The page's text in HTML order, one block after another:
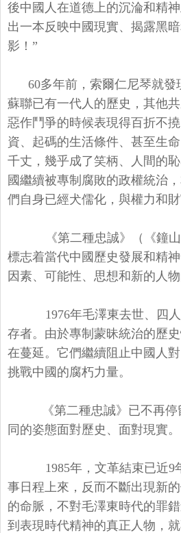
後中國人在道德上的沉淪和精
出一本反映中國現實、揭露黑
影！”
60多年前，索爾仁尼琴就
蘇聯已有一代人的歷史，其他
惡作鬥爭的時候表現得百折不
資、起碼的生活條件、甚至生
千丈，幾乎成了笑柄、人間的
國繼續被專制腐敗的政權統治
們自身已經犬儒化，與權力和財
《第二種忠誠》（《鐘山
標志着當代中國歷史發展和精
因素、可能性、思想和新的人
1976年毛澤東去世、四
存者。由於專制蒙昧統治的歷
在蔓延。它們繼續阻止中國人
挑戰中國的腐朽力量。
《第二種忠誠》已不再停
同的姿態面對歷史、面對現實。
1985年，文革結束已近9
事日程上來，反而不斷出現新
的命脈，不對毛澤東時代的罪
到表現時代精神的真正人物，